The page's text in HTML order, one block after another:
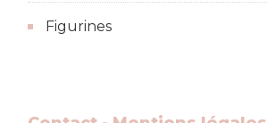
Figurines